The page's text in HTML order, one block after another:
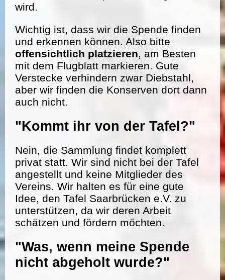
wird.
Wichtig ist, dass wir die Spende finden
und erkennen können. Also bitte
offensichtlich platzieren, am Besten
mit dem Flugblatt markieren. Gute
Verstecke verhindern zwar Diebstahl,
aber wir finden die Konserven dort dann
auch nicht.
"Kommt ihr von der Tafel?"
Nein, die Sammlung findet komplett
privat statt. Wir sind nicht bei der Tafel
angestellt und keine Mitglieder des
Vereins. Wir halten es für eine gute
Idee, den Tafel Saarbrücken e.V. zu
unterstützen, da wir deren Arbeit
schätzen und fördern möchten.
"Was, wenn meine Spende
nicht abgeholt wurde?"